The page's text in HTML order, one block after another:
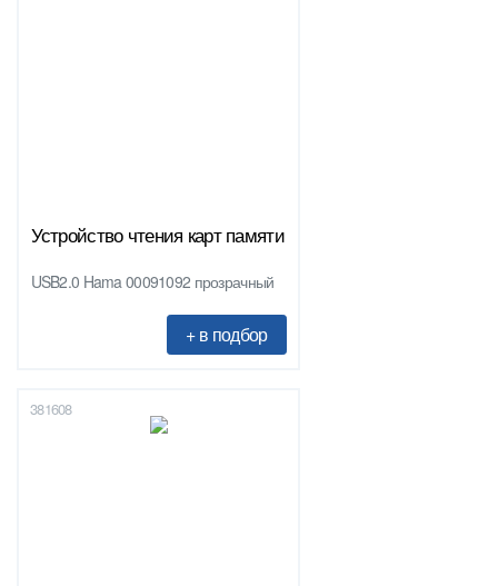
Устройство чтения карт памяти
USB2.0 Hama 00091092 прозрачный
381608